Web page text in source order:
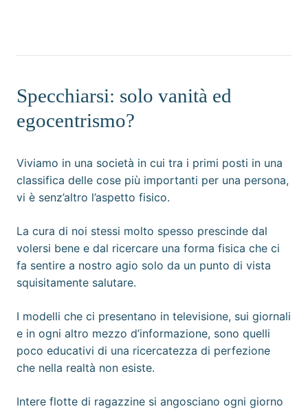
Specchiarsi: solo vanità ed
egocentrismo?
Viviamo in una società in cui tra i primi posti in una
classifica delle cose più importanti per una persona,
vi è senz’altro l’aspetto fisico.
La cura di noi stessi molto spesso prescinde dal
volersi bene e dal ricercare una forma fisica che ci
fa sentire a nostro agio solo da un punto di vista
squisitamente salutare.
I modelli che ci presentano in televisione, sui giornali
e in ogni altro mezzo d’informazione, sono quelli
poco educativi di una ricercatezza di perfezione
che nella realtà non esiste.
Intere flotte di ragazzine si angosciano ogni giorno